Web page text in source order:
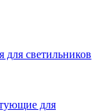
светильников
для